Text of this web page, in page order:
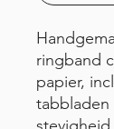
ringband
papier,
tabbladen